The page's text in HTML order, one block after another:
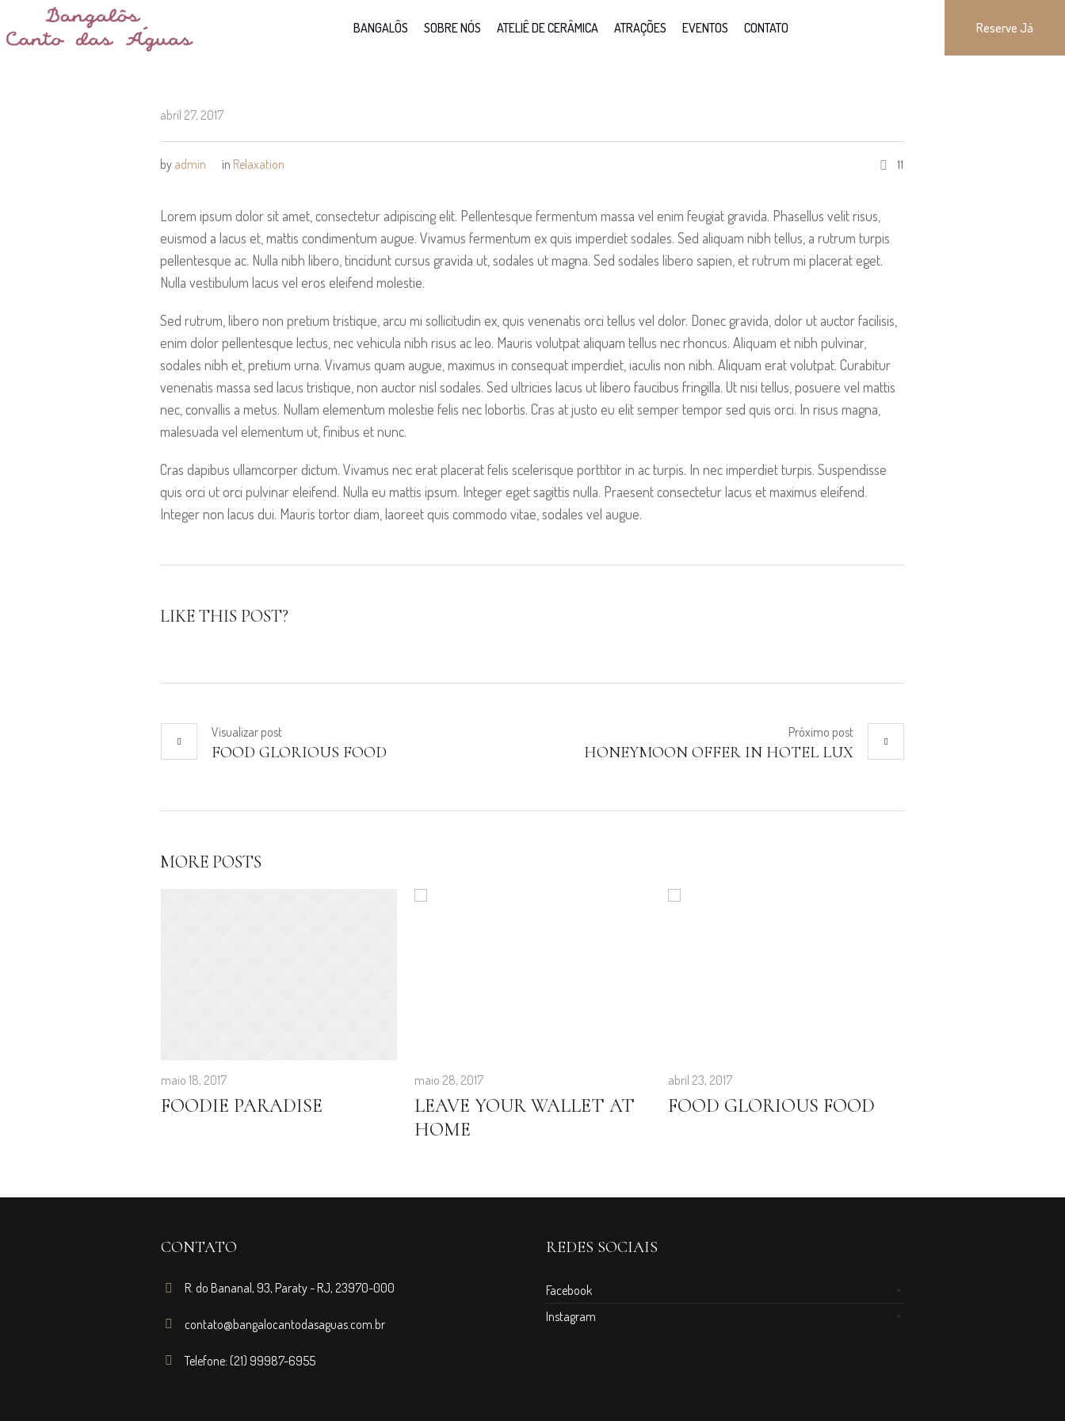
Reserve Já
BANGALÔS SOBRE NÓS ATELIÊ DE CERÂMICA ATRAÇÕES EVENTOS CONTATO
abril 27, 2017
by admin in Relaxation 11
Lorem ipsum dolor sit amet, consectetur adipiscing elit. Pellentesque fermentum massa vel enim feugiat gravida. Phasellus velit risus,
euismod a lacus et, mattis condimentum augue. Vivamus fermentum ex quis imperdiet sodales. Sed aliquam nibh tellus, a rutrum turpis
pellentesque ac. Nulla nibh libero, tincidunt cursus gravida ut, sodales ut magna. Sed sodales libero sapien, et rutrum mi placerat eget.
Nulla vestibulum lacus vel eros eleifend molestie.
Sed rutrum, libero non pretium tristique, arcu mi sollicitudin ex, quis venenatis orci tellus vel dolor. Donec gravida, dolor ut auctor facilisis,
enim dolor pellentesque lectus, nec vehicula nibh risus ac leo. Mauris volutpat aliquam tellus nec rhoncus. Aliquam et nibh pulvinar,
sodales nibh et, pretium urna. Vivamus quam augue, maximus in consequat imperdiet, iaculis non nibh. Aliquam erat volutpat. Curabitur
venenatis massa sed lacus tristique, non auctor nisl sodales. Sed ultricies lacus ut libero faucibus fringilla. Ut nisi tellus, posuere vel mattis
nec, convallis a metus. Nullam elementum molestie felis nec lobortis. Cras at justo eu elit semper tempor sed quis orci. In risus magna,
malesuada vel elementum ut, finibus et nunc.
Cras dapibus ullamcorper dictum. Vivamus nec erat placerat felis scelerisque porttitor in ac turpis. In nec imperdiet turpis. Suspendisse
quis orci ut orci pulvinar eleifend. Nulla eu mattis ipsum. Integer eget sagittis nulla. Praesent consectetur lacus et maximus eleifend.
Integer non lacus dui. Mauris tortor diam, laoreet quis commodo vitae, sodales vel augue.
LIKE THIS POST?
Visualizar post
FOOD GLORIOUS FOOD
Próximo post
HONEYMOON OFFER IN HOTEL LUX
MORE POSTS
maio 18, 2017
FOODIE PARADISE
maio 28, 2017
LEAVE YOUR WALLET AT
HOME
abril 23, 2017
FOOD GLORIOUS FOOD
CONTATO
R. do Bananal, 93, Paraty - RJ, 23970-000
contato@bangalocantodasaguas.com.br
Telefone: (21) 99987-6955
REDES SOCIAIS
Facebook
Instagram